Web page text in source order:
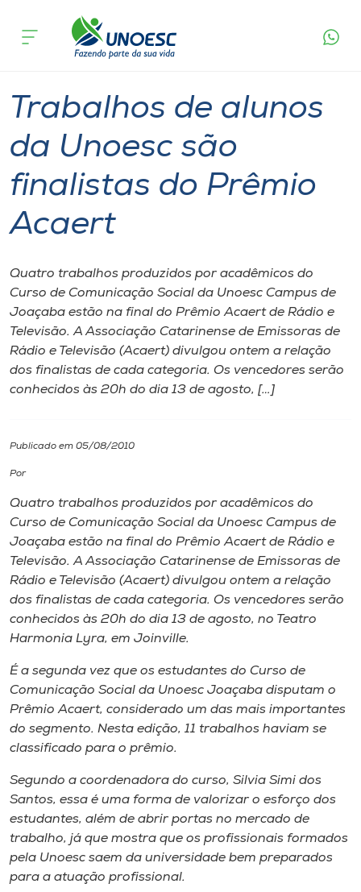
Cursos
Pesquisa
Atendimento ao Estudante
Portal de Ensino
A
Internacionalização
I.nova
Diplomados
CPA
Biblioteca
Editora
Rádio
Museu
Unoesc
Store
Selecione
acontece
Trabalhos de alunos
da Unoesc são
finalistas do Prêmio
Acaert
Quatro trabalhos produzidos por acadêmicos do
Curso de Comunicação Social da Unoesc Campus de
Joaçaba estão na final do Prêmio Acaert de Rádio e
Televisão. A Associação Catarinense de Emissoras de
Rádio e Televisão (Acaert) divulgou ontem a relação
dos finalistas de cada categoria. Os vencedores serão
conhecidos às 20h do dia 13 de agosto, […]
Publicado em 05/08/2010
Por
Quatro trabalhos produzidos por acadêmicos do
Curso de Comunicação Social da Unoesc Campus de
Joaçaba estão na final do Prêmio Acaert de Rádio e
Televisão. A Associação Catarinense de Emissoras de
Rádio e Televisão (Acaert) divulgou ontem a relação
dos finalistas de cada categoria. Os vencedores serão
conhecidos às 20h do dia 13 de agosto, no Teatro
Harmonia Lyra, em Joinville.
É a segunda vez que os estudantes do Curso de
Comunicação Social da Unoesc Joaçaba disputam o
Prêmio Acaert, considerado um das mais importantes
do segmento. Nesta edição, 11 trabalhos haviam se
classificado para o prêmio.
Segundo a coordenadora do curso, Silvia Simi dos
Santos, essa é uma forma de valorizar o esforço dos
estudantes, além de abrir portas no mercado de
trabalho, já que mostra que os profissionais formados
pela Unoesc saem da universidade bem preparados
para a atuação profissional.